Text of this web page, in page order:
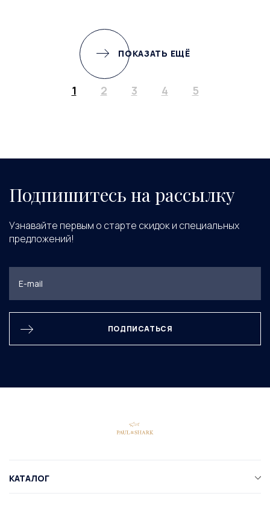
ПОКАЗАТЬ ЕЩЁ
1 2 3 4 5
Подпишитесь на рассылку
Узнавайте первым о старте скидок и специальных
предложений!
ПОДПИСАТЬСЯ
КАТАЛОГ